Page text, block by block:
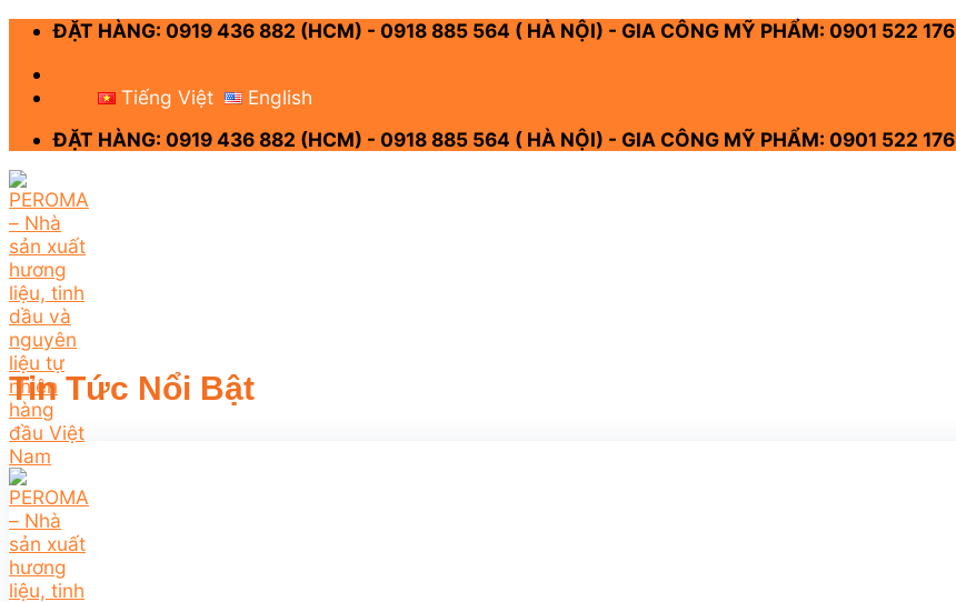
Skip
content
ĐẶT HÀNG: 0919 436 882 (HCM) - 0918 885 564 ( HÀ NỘI) - GIA CÔNG MỸ PHẨM: 0901 522 176
Tiếng Việt
English
ĐẶT HÀNG: 0919 436 882 (HCM) - 0918 885 564 ( HÀ NỘI) - GIA CÔNG MỸ PHẨM: 0901 522 176
Tin Tức Nổi Bật